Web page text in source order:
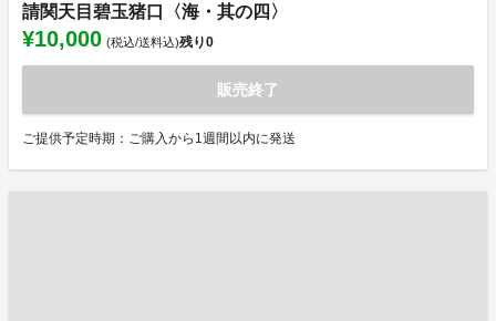
請関天目碧玉猪口〈海・其の四〉
¥10,000 (税込/送料込)残り0
販売終了
ご提供予定時期：ご購入から1週間以内に発送